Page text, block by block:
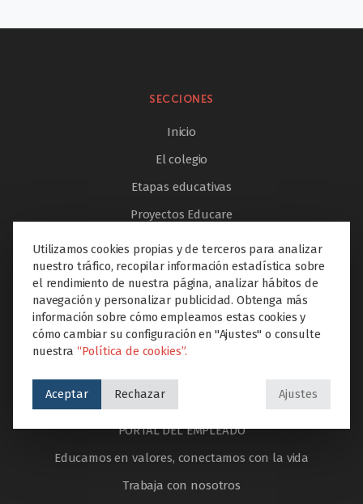
SECCIONES
Inicio
El colegio
Etapas educativas
Proyectos Educare
Extraescolares
Servicios
Innovación
Internacionalización
Noticias
AYUDA & LEGAL
PORTAL DEL EMPLEADO
Educamos en valores, conectamos con la vida
Trabaja con nosotros
Utilizamos cookies propias y de terceros para analizar
nuestro tráfico, recopilar información estadística sobre
el rendimiento de nuestra página, analizar hábitos de
navegación y personalizar publicidad. Obtenga más
información sobre cómo empleamos estas cookies y
cómo cambiar su configuración en "Ajustes" o consulte
nuestra “Política de cookies”.
Aceptar Rechazar Ajustes